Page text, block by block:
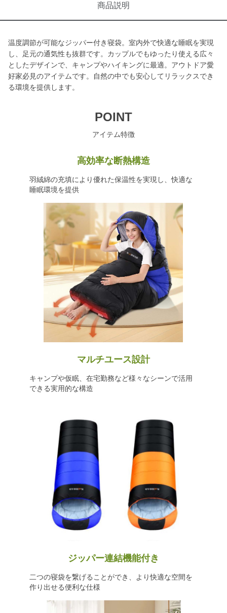
商品説明
温度調節が可能なジッパー付き寝袋。室内外で快適な睡眠を実現
し、足元の通気性も抜群です。カップルでもゆったり使える広々
としたデザインで、キャンプやハイキングに最適。アウトドア愛
好家必見のアイテムです。自然の中でも安心してリラックスでき
る環境を提供します。
POINT
アイテム特徴
高効率な断熱構造
羽絨綿の充填により優れた保温性を実現し、快適な
睡眠環境を提供
マルチユース設計
キャンプや仮眠、在宅勤務など様々なシーンで活用
できる実用的な構造
ジッパー連結機能付き
二つの寝袋を繋げることができ、より快適な空間を
作り出せる便利な仕様